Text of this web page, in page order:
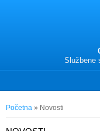
Službene
Vi ste ovdje
Početna » Novosti